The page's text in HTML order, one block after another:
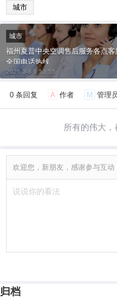
城市
城市
福州夏普中央空调售后服务各点客
全国电话热线
2026-3-8 9:53:55
0 条回复 A 作者 M 管理
所有的伟大，
欢迎您，新朋友，感谢参与互动
归档